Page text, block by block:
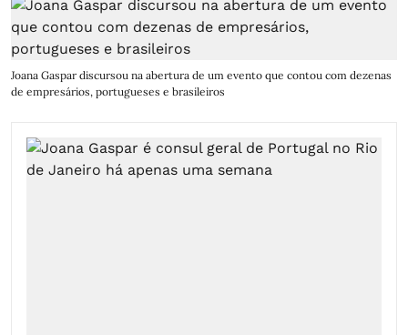
Joana Gaspar discursou na abertura de um evento que contou com dezenas
de empresários, portugueses e brasileiros